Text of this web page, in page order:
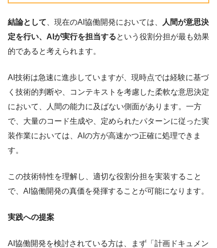
結論として 、現在のAI協働開発においては、
人間が意思決
定を行い、AIが実行を担当するという役割分担が最も効果
的であると考えられます。
AI技術は急速に進歩していますが、現時点では経験に基づ
く技術的判断や、コンテキストを考慮した柔軟な意思決定
において、人間の能力に及ばない側面があります。一方
で、大量のコード生成や、定められたパターンに従った実
装作業においては、AIの方が高速かつ正確に処理できま
す。
この技術特性を理解し、適切な役割分担を実装すること
で、AI協働開発の真価を発揮することが可能になります。
実践への提案
AI協働開発を検討されている方は、まず「計画ドキュメン